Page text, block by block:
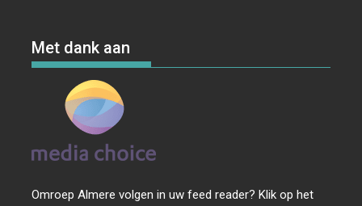
Met dank aan
Omroep Almere volgen in uw feed reader? Klik op het